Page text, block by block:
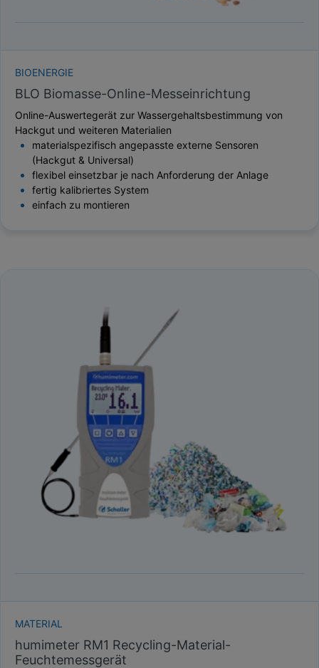
BIOENERGIE
BLO Biomasse-Online-Messeinrichtung
Online-Auswertegerät zur Wassergehaltsbestimmung von
Hackgut und weiteren Materialien
materialspezifisch angepasste externe Sensoren
(Hackgut & Universal)
flexibel einsetzbar je nach Anforderung der Anlage
fertig kalibriertes System
einfach zu montieren
MATERIAL
humimeter RM1 Recycling-Material-
Feuchtemessgerät